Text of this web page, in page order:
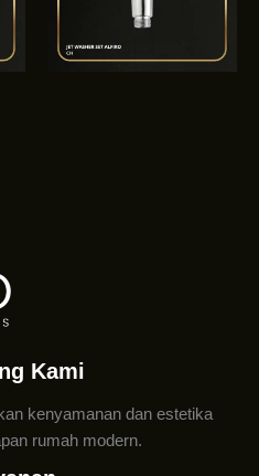
Kami
kenyamanan dan estetika
rumah modern.